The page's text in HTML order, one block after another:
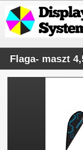
Flaga- maszt